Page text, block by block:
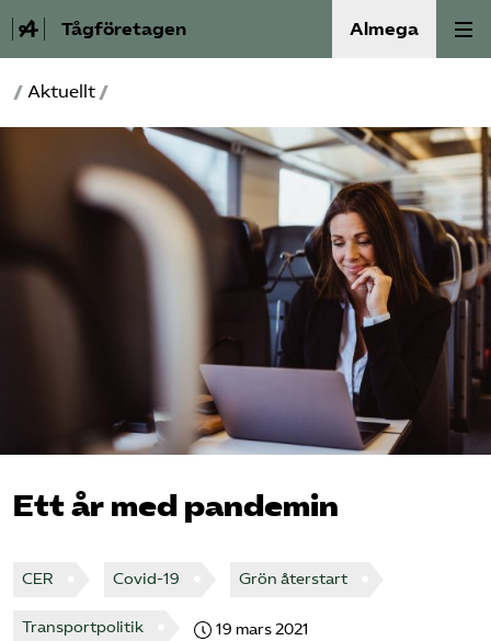
Tågföretagen Almega
Aktuellt
Reformagenda för järnvägen
Våra frågor
Aktiviteter
Mina sidor (almega.se)
/ Aktuellt /
Ett år med pandemin
CER Covid-19 Grön återstart
Transportpolitik 19 mars 2021